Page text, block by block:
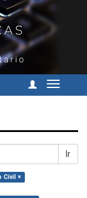
Cambiar
Ir
Civil ×